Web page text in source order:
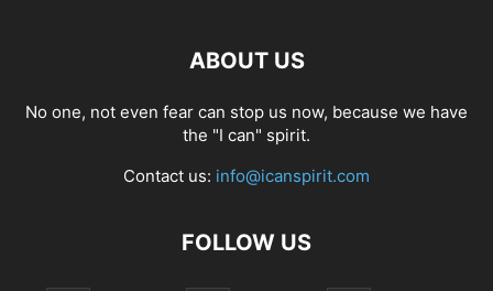
ABOUT US
No one, not even fear can stop us now, because we have
the "I can" spirit.
Contact us: info@icanspirit.com
FOLLOW US